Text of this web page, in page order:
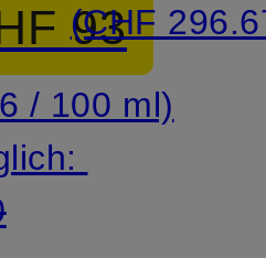
93
/ 100 ml)
(CHF